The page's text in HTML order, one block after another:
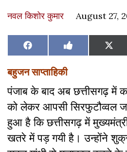
नवल किशोर कुमार August 27,
Share
on
Facebook Share
on
Like
on
on
X
बहुजन साप्ताहिकी
पंजाब के बाद अब छत्तीसगढ़ में
को लेकर आपसी सिरफुटौव्वल
हुआ है कि छत्तीसगढ़ में
खतरे में पड़ गयी है। उन्होंने